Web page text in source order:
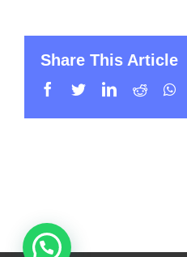
Share This Article